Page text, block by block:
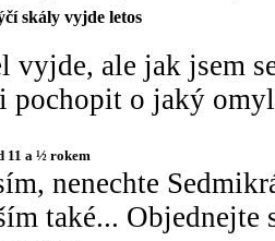
skály vyjde letos
vyjde, ale jak jsem
pochopit o jaký
11 a ½ rokem
nenechte
také...